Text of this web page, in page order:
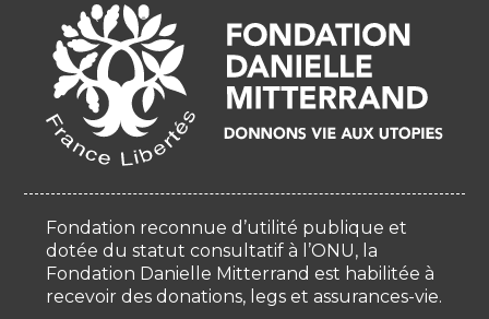
Fondation reconnue d’utilité publique et
dotée du statut consultatif à l’ONU, la
Fondation Danielle Mitterrand est habilitée à
recevoir des donations, legs et assurances-vie.